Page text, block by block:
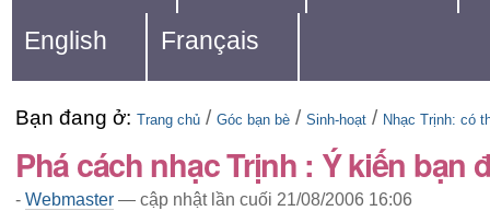
đến
mục
định
hướng
English Français
Bạn đang ở: Trang chủ / Góc bạn bè / Sinh-hoạt / Nhạc Trịnh: có
Phá cách nhạc Trịnh : Ý kiến bạn
- Webmaster — cập nhật lần cuối 21/08/2006 16:06